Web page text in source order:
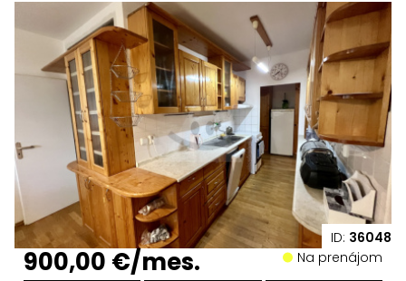
ID: 36048
900,00 €/mes. Na prenájom